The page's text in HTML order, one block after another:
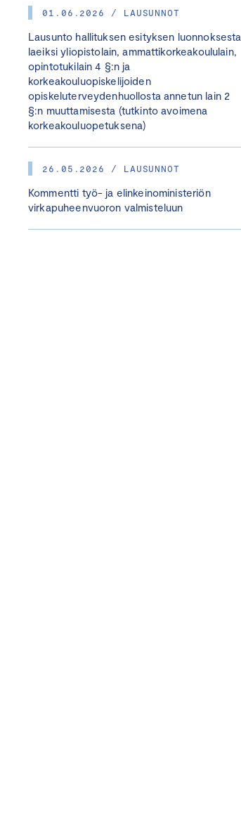
01.06.2026 / LAUSUNNOT
Lausunto hallituksen esityksen luonnoksesta
laeiksi yliopistolain, ammattikorkeakoululain,
opintotukilain 4 §:n ja
korkeakouluopiskelijoiden
opiskeluterveydenhuollosta annetun lain 2
§:n muuttamisesta (tutkinto avoimena
korkeakouluopetuksena)
26.05.2026 / LAUSUNNOT
Kommentti työ- ja elinkeinoministeriön
virkapuheenvuoron valmisteluun